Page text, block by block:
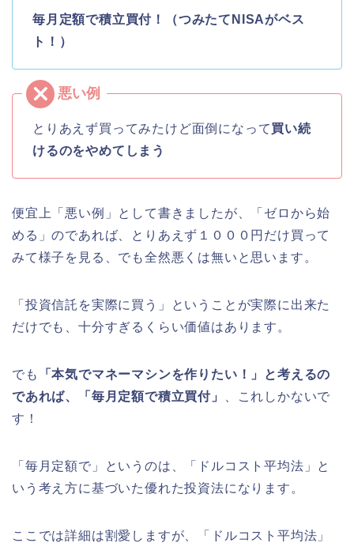
毎月定額で積立買付！（つみたてNISAがベス
ト！）
とりあえず買ってみたけど面倒になって買い続
けるのをやめてしまう
便宜上「悪い例」として書きましたが、「ゼロから始
める」のであれば、とりあえず１０００円だけ買って
みて様子を見る、でも全然悪くは無いと思います。
「投資信託を実際に買う」ということが実際に出来た
だけでも、十分すぎるくらい価値はあります。
でも
「本気でマネーマシンを作りたい！」と考えるの
であれば、「毎月定額で積立買付」
、これしかないで
す！
「毎月定額で」というのは、「ドルコスト平均法」と
いう考え方に基づいた優れた投資法になります。
ここでは詳細は割愛しますが、「ドルコスト平均法」